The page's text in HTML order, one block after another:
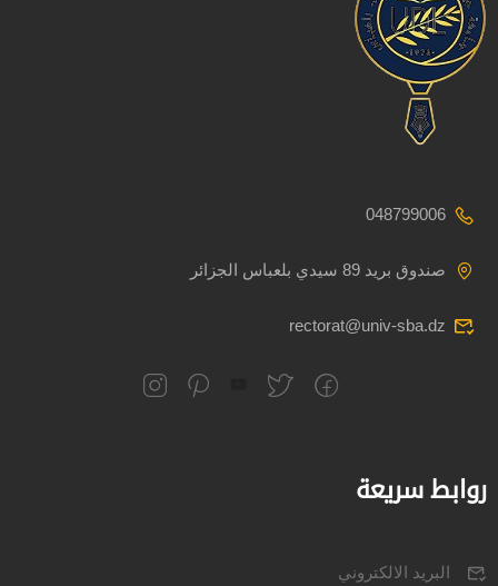
048799006
صندوق بريد 89 سيدي بلعباس الجزائر
rectorat@univ-sba.dz
روابط سريعة
البريد الالكتروني